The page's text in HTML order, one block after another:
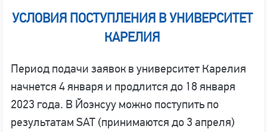
УСЛОВИЯ ПОСТУПЛЕНИЯ В УНИВЕРСИТЕТ
КАРЕЛИЯ
Период подачи заявок в университет Карелия
начнется 4 января и продлится до 18 января
2023 года. В Йоэнсуу можно поступить по
результатам SAT (принимаются до 3 апреля)